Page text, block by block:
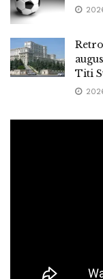
Titi